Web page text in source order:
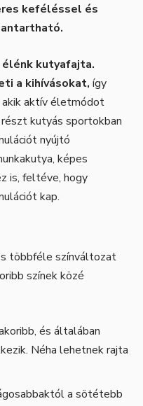
keféléssel és
kutyafajta.
a kihívásokat, így
akik aktív életmódot
kutyás sportokban
nyújtó
képes
is, feltéve, hogy
kap.
többféle színváltozat
színek közé
és általában
Néha lehetnek rajta
a sötétebb